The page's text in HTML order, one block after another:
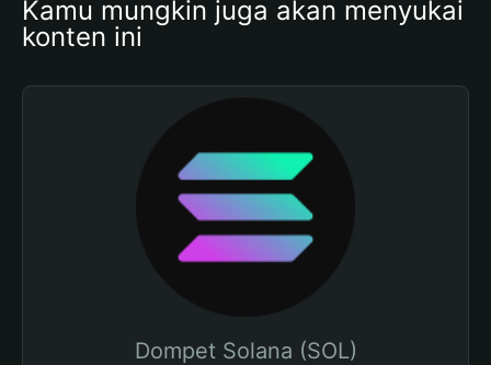
Kamu mungkin juga akan menyukai
konten ini
Dompet Solana (SOL)